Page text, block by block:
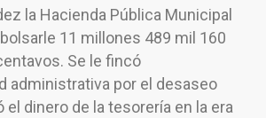
la Hacienda Pública Municipal
11 millones 489 mil 160
Se le fincó
administrativa por el desaseo
el dinero de la tesorería en la era